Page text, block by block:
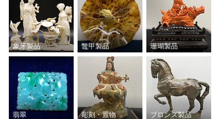
象牙製品 鼈甲製品 珊瑚製品
翡翠 彫刻・置物 ブロンズ製品